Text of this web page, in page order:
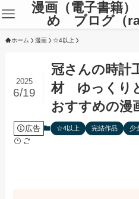
漫画（電子書籍
め ブログ（
ホーム 漫画 ☆4以上
冠さんの時
材 ゆっくり
おすすめの漫
2025
6/19
広告 ☆4以上 完結作品 少